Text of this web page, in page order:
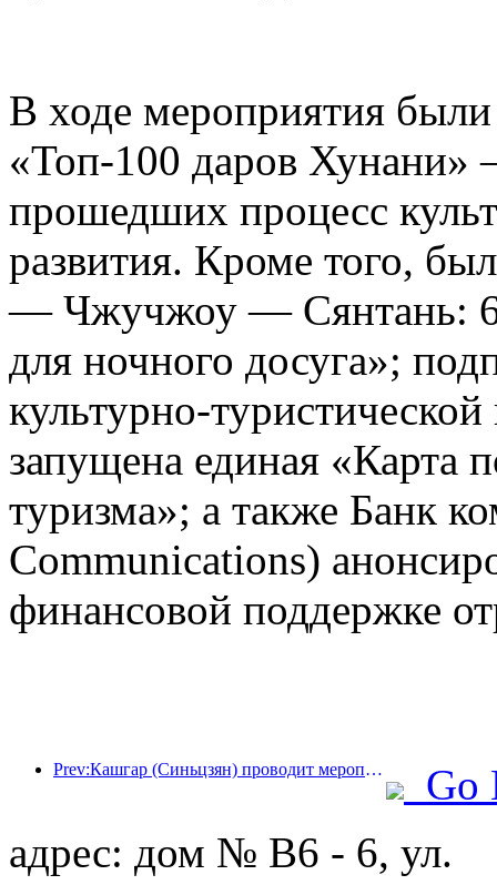
В ходе мероприятия были
«Топ-100 даров Хунани»
прошедших процесс
развития. Кроме того,
— Чжучжоу — Сянтань:
для ночного досуга»;
культурно-
запущена единая «Карта
туризма»; а также Банк
Communications)
финансовой поддержке
Prev:Кашгар (Синьцзян) проводит мероприятие по продвижению туризма с целью содействия межэтническому обмену.
Go
адрес: дом № B6 - 6, ул.